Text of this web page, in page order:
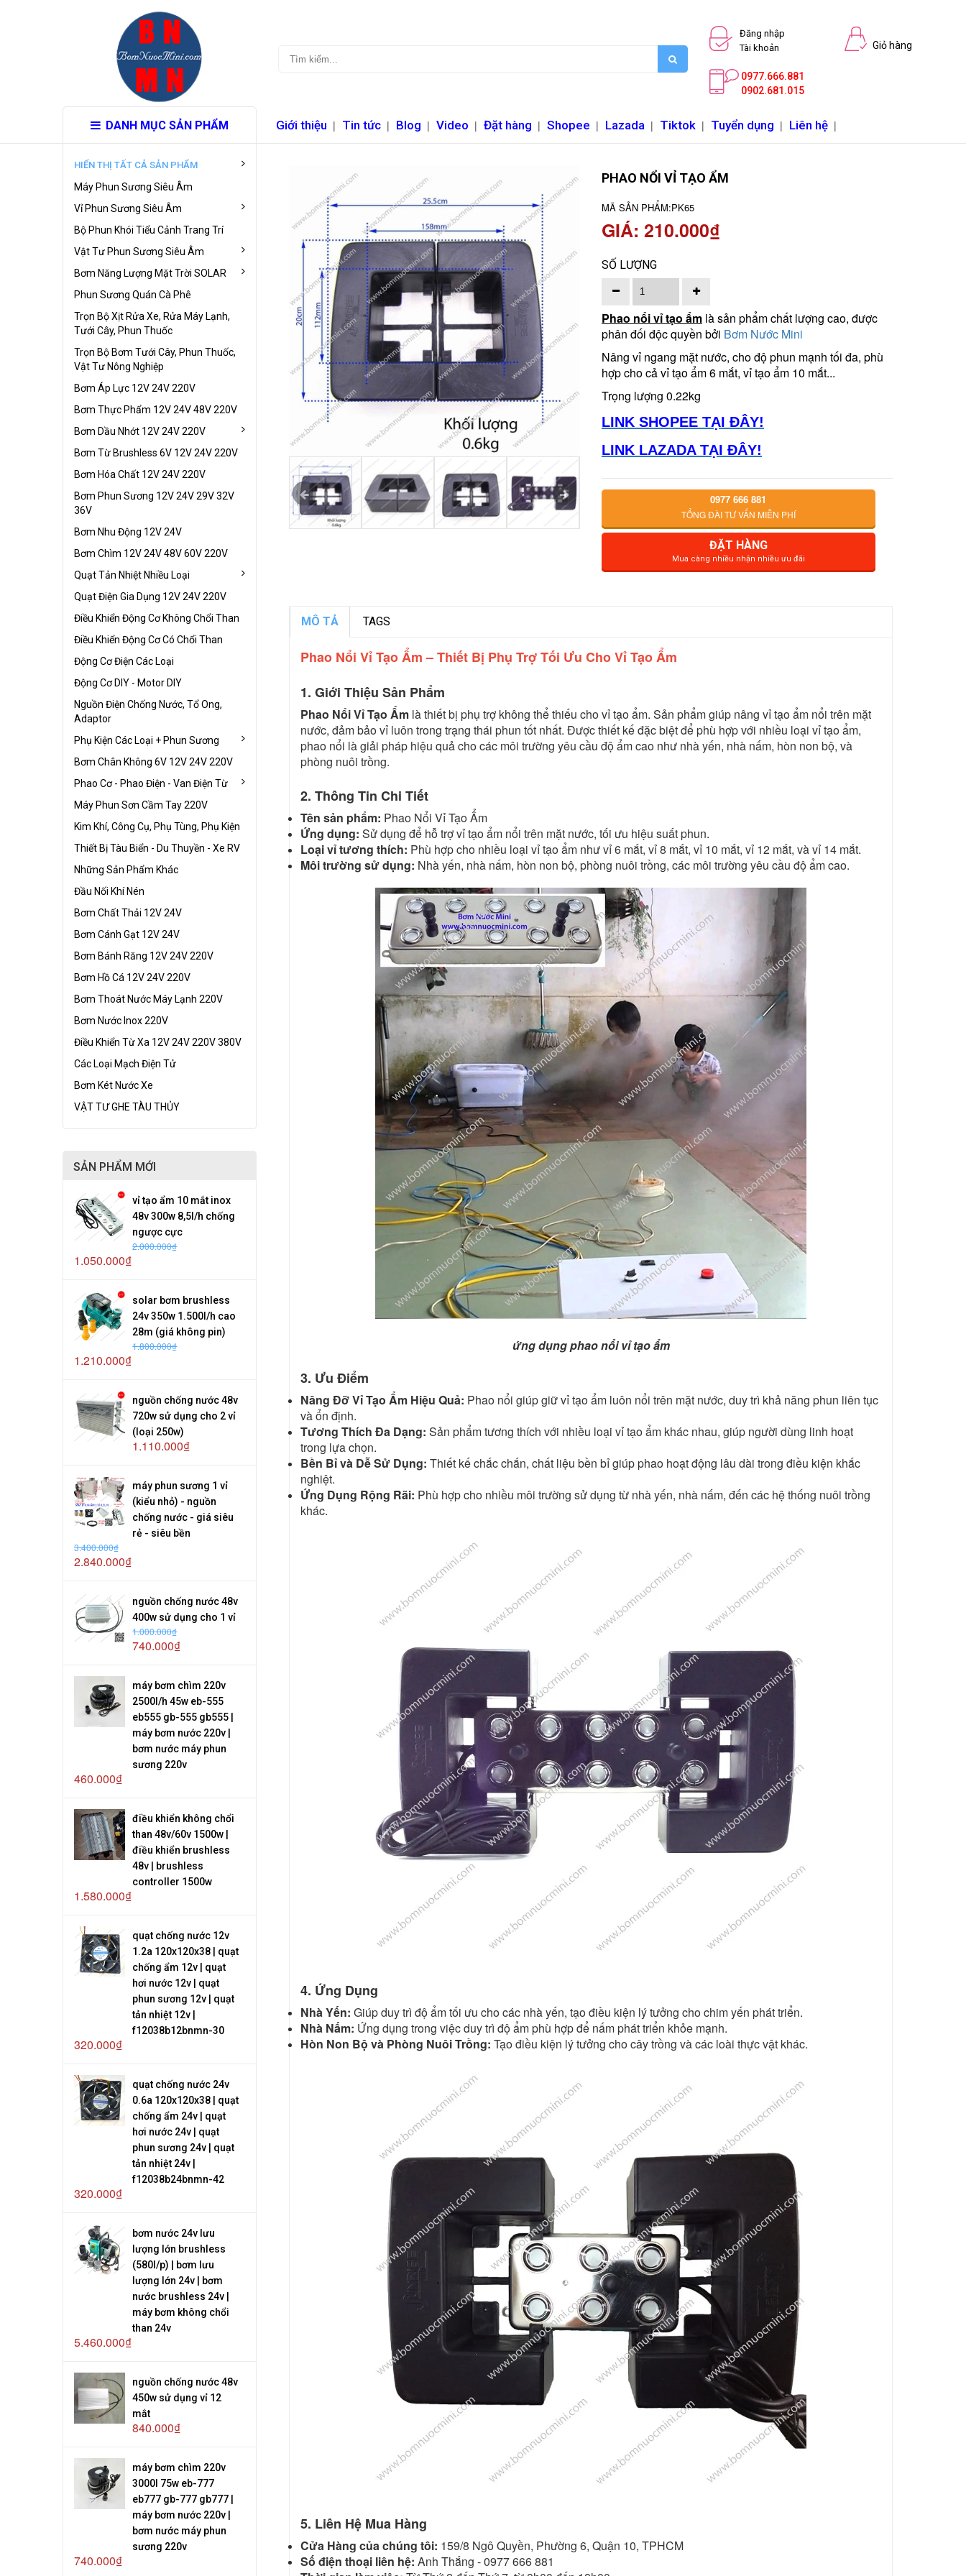
Đăng nhập
Tài khoản
Giỏ hàng
0977.666.881
0902.681.015
DANH MỤC SẢN PHẨM Giới thiệu | Tin tức | Blog | Video | Đặt hàng | Shopee | Lazada | Tiktok | Tuyển dụng | Liên hệ |
HIỂN THỊ TẤT CẢ SẢN PHẨM
Máy Phun Sương Siêu Âm
Vỉ Phun Sương Siêu Âm
Bộ Phun Khói Tiểu Cảnh Trang Trí
Vật Tư Phun Sương Siêu Âm
Bơm Năng Lượng Mặt Trời SOLAR
Phun Sương Quán Cà Phê
Trọn Bộ Xịt Rửa Xe, Rửa Máy Lạnh,
Tưới Cây, Phun Thuốc
Trọn Bộ Bơm Tưới Cây, Phun Thuốc,
Vật Tư Nông Nghiệp
Bơm Áp Lực 12V 24V 220V
Bơm Thực Phẩm 12V 24V 48V 220V
Bơm Dầu Nhớt 12V 24V 220V
Bơm Từ Brushless 6V 12V 24V 220V
Bơm Hóa Chất 12V 24V 220V
Bơm Phun Sương 12V 24V 29V 32V
36V
Bơm Nhu Động 12V 24V
Bơm Chìm 12V 24V 48V 60V 220V
Quạt Tản Nhiệt Nhiều Loại
Quạt Điện Gia Dụng 12V 24V 220V
Điều Khiển Động Cơ Không Chổi Than
Điều Khiển Động Cơ Có Chổi Than
Động Cơ Điện Các Loại
Động Cơ DIY - Motor DIY
Nguồn Điện Chống Nước, Tổ Ong,
Adaptor
Phụ Kiện Các Loại + Phun Sương
Bơm Chân Không 6V 12V 24V 220V
Phao Cơ - Phao Điện - Van Điện Từ
Máy Phun Sơn Cầm Tay 220V
Kim Khí, Công Cụ, Phụ Tùng, Phụ Kiện
Thiết Bị Tàu Biển - Du Thuyền - Xe RV
Những Sản Phẩm Khác
Đầu Nối Khí Nén
Bơm Chất Thải 12V 24V
Bơm Cánh Gạt 12V 24V
Bơm Bánh Răng 12V 24V 220V
Bơm Hồ Cá 12V 24V 220V
Bơm Thoát Nước Máy Lạnh 220V
Bơm Nước Inox 220V
Điều Khiển Từ Xa 12V 24V 220V 380V
Các Loại Mạch Điện Tử
Bơm Két Nước Xe
VẬT TƯ GHE TÀU THỦY
SẢN PHẨM MỚI
vỉ tạo ẩm 10 mắt inox
48v 300w 8,5l/h chống
ngược cực
2.000.000₫
1.050.000₫
solar bơm brushless
24v 350w 1.500l/h cao
28m (giá không pin)
1.800.000₫
1.210.000₫
nguồn chống nước 48v
720w sử dụng cho 2 vỉ
(loại 250w)
1.110.000₫
máy phun sương 1 vỉ
(kiểu nhỏ) - nguồn
chống nước - giá siêu
rẻ - siêu bền
3.400.000₫
2.840.000₫
nguồn chống nước 48v
400w sử dụng cho 1 vỉ
1.000.000₫
740.000₫
máy bơm chìm 220v
2500l/h 45w eb-555
eb555 gb-555 gb555 |
máy bơm nước 220v |
bơm nước máy phun
sương 220v
460.000₫
điều khiển không chổi
than 48v/60v 1500w |
điều khiển brushless
48v | brushless
controller 1500w
1.580.000₫
quạt chống nước 12v
1.2a 120x120x38 | quạt
chống ẩm 12v | quạt
hơi nước 12v | quạt
phun sương 12v | quạt
tản nhiệt 12v |
f12038b12bnmn-30
320.000₫
quạt chống nước 24v
0.6a 120x120x38 | quạt
chống ẩm 24v | quạt
hơi nước 24v | quạt
phun sương 24v | quạt
tản nhiệt 24v |
f12038b24bnmn-42
320.000₫
bơm nước 24v lưu
lượng lớn brushless
(580l/p) | bơm lưu
lượng lớn 24v | bơm
nước brushless 24v |
máy bơm không chổi
than 24v
5.460.000₫
nguồn chống nước 48v
450w sử dụng vỉ 12
mắt
840.000₫
máy bơm chìm 220v
3000l 75w eb-777
eb777 gb-777 gb777 |
máy bơm nước 220v |
bơm nước máy phun
sương 220v
740.000₫
PHAO NỔI VỈ TẠO ẨM
MÃ SẢN PHẨM:PK65
GIÁ: 210.000₫
SỐ LƯỢNG
Phao nổi vỉ tạo ẩm là sản phẩm chất lượng cao, được
phân đối độc quyền bởi Bơm Nước Mini
Nâng vỉ ngang mặt nước, cho độ phun mạnh tối đa, phù
hợp cho cả vỉ tạo ẩm 6 mắt, vỉ tạo ẩm 10 mắt...
Trọng lượng 0.22kg
LINK SHOPEE TẠI ĐÂY!
LINK LAZADA TẠI ĐÂY!
0977 666 881
TỔNG ĐÀI TƯ VẤN MIỄN PHÍ
ĐẶT HÀNG
Mua càng nhiều nhận nhiều ưu đãi
MÔ TẢ TAGS
Phao Nổi Vỉ Tạo Ẩm – Thiết Bị Phụ Trợ Tối Ưu Cho Vỉ Tạo Ẩm
1. Giới Thiệu Sản Phẩm
Phao Nổi Vỉ Tạo Ẩm là thiết bị phụ trợ không thể thiếu cho vỉ tạo ẩm. Sản phẩm giúp nâng vỉ tạo ẩm nổi trên mặt
nước, đảm bảo vỉ luôn trong trạng thái phun tốt nhất. Được thiết kế đặc biệt để phù hợp với nhiều loại vỉ tạo ẩm,
phao nổi là giải pháp hiệu quả cho các môi trường yêu cầu độ ẩm cao như nhà yến, nhà nấm, hòn non bộ, và
phòng nuôi trồng.
2. Thông Tin Chi Tiết
Tên sản phẩm: Phao Nổi Vỉ Tạo Ẩm
Ứng dụng: Sử dụng để hỗ trợ vỉ tạo ẩm nổi trên mặt nước, tối ưu hiệu suất phun.
Loại vỉ tương thích: Phù hợp cho nhiều loại vỉ tạo ẩm như vỉ 6 mắt, vỉ 8 mắt, vỉ 10 mắt, vỉ 12 mắt, và vỉ 14 mắt.
Môi trường sử dụng: Nhà yến, nhà nấm, hòn non bộ, phòng nuôi trồng, các môi trường yêu cầu độ ẩm cao.
ứng dụng phao nổi vỉ tạo ẩm
3. Ưu Điểm
Nâng Đỡ Vỉ Tạo Ẩm Hiệu Quả: Phao nổi giúp giữ vỉ tạo ẩm luôn nổi trên mặt nước, duy trì khả năng phun liên tục
và ổn định.
Tương Thích Đa Dạng: Sản phẩm tương thích với nhiều loại vỉ tạo ẩm khác nhau, giúp người dùng linh hoạt
trong lựa chọn.
Bền Bỉ và Dễ Sử Dụng: Thiết kế chắc chắn, chất liệu bền bỉ giúp phao hoạt động lâu dài trong điều kiện khắc
nghiệt.
Ứng Dụng Rộng Rãi: Phù hợp cho nhiều môi trường sử dụng từ nhà yến, nhà nấm, đến các hệ thống nuôi trồng
khác.
4. Ứng Dụng
Nhà Yến: Giúp duy trì độ ẩm tối ưu cho các nhà yến, tạo điều kiện lý tưởng cho chim yến phát triển.
Nhà Nấm: Ứng dụng trong việc duy trì độ ẩm phù hợp để nấm phát triển khỏe mạnh.
Hòn Non Bộ và Phòng Nuôi Trồng: Tạo điều kiện lý tưởng cho cây trồng và các loài thực vật khác.
5. Liên Hệ Mua Hàng
Cửa Hàng của chúng tôi: 159/8 Ngô Quyền, Phường 6, Quận 10, TPHCM
Số điện thoại liên hệ: Anh Thắng - 0977 666 881